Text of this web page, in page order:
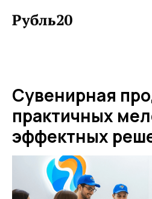
Сувенирная
практичных
эффектных